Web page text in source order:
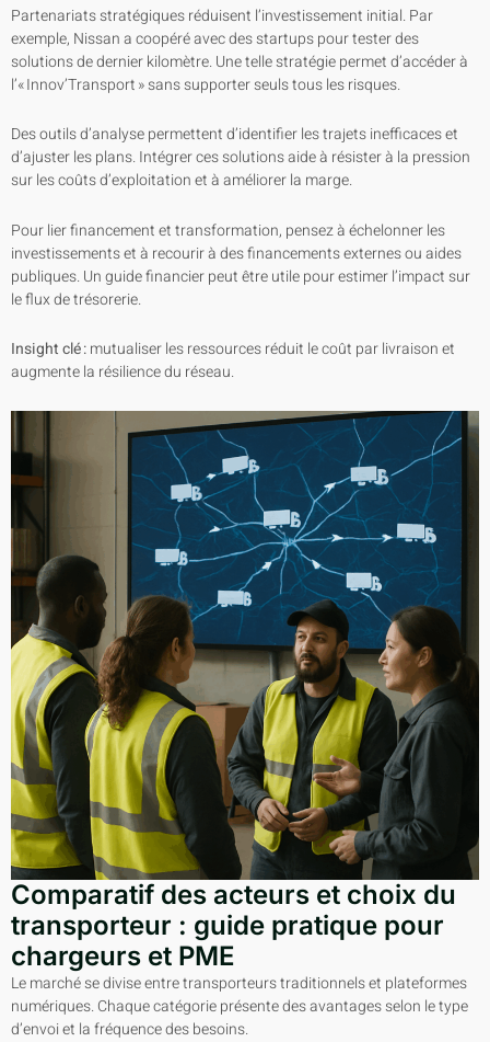
Partenariats stratégiques réduisent l’investissement initial. Par
exemple, Nissan a coopéré avec des startups pour tester des
solutions de dernier kilomètre. Une telle stratégie permet d’accéder à
l’« Innov’Transport » sans supporter seuls tous les risques.
Des outils d’analyse permettent d’identifier les trajets inefficaces et
d’ajuster les plans. Intégrer ces solutions aide à résister à la pression
sur les coûts d’exploitation et à améliorer la marge.
Pour lier financement et transformation, pensez à échelonner les
investissements et à recourir à des financements externes ou aides
publiques. Un guide financier peut être utile pour estimer l’impact sur
le flux de trésorerie.
Insight clé :mutualiser les ressources réduit le coût par livraison et
augmente la résilience du réseau.
Comparatif des acteurs et choix du
transporteur : guide pratique pour
chargeurs et PME
Le marché se divise entre transporteurs traditionnels et plateformes
numériques. Chaque catégorie présente des avantages selon le type
d’envoi et la fréquence des besoins.